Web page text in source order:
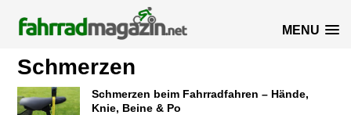
MENU
Schmerzen
Schmerzen beim Fahrradfahren – Hände,
Knie, Beine & Po